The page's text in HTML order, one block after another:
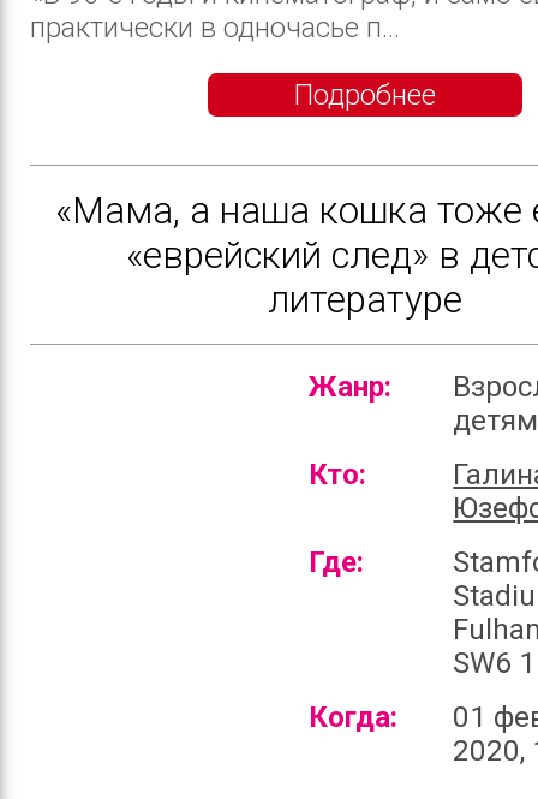
практически в одночасье п...
Подробнее
«Мама, а наша кошка тоже
«еврейский след» в
литературе
Жанр:
детям
Кто:
Где:
SW6
Когда:
01
2020,